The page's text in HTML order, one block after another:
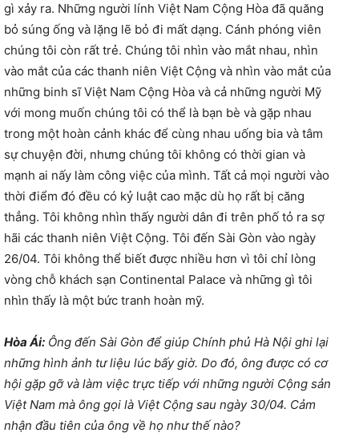
gì xảy ra. Những người lính Việt Nam Cộng Hòa đã quăng
bỏ súng ống và lặng lẽ bỏ đi mất dạng. Cánh phóng viên
chúng tôi còn rất trẻ. Chúng tôi nhìn vào mắt nhau, nhìn
vào mắt của các thanh niên Việt Cộng và nhìn vào mắt của
những binh sĩ Việt Nam Cộng Hòa và cả những người Mỹ
với mong muốn chúng tôi có thể là bạn bè và gặp nhau
trong một hoàn cảnh khác để cùng nhau uống bia và tâm
sự chuyện đời, nhưng chúng tôi không có thời gian và
mạnh ai nấy làm công việc của mình. Tất cả mọi người vào
thời điểm đó đều có kỷ luật cao mặc dù họ rất bị căng
thẳng. Tôi không nhìn thấy người dân đi trên phố tỏ ra sợ
hãi các thanh niên Việt Cộng. Tôi đến Sài Gòn vào ngày
26/04. Tôi không thể biết được nhiều hơn vì tôi chỉ lòng
vòng chỗ khách sạn Continental Palace và những gì tôi
nhìn thấy là một bức tranh hoàn mỹ.
Hòa Ái: Ông đến Sài Gòn để giúp Chính phủ Hà Nội ghi lại
những hình ảnh tư liệu lúc bấy giờ. Do đó, ông được có cơ
hội gặp gỡ và làm việc trực tiếp với những người Cộng sản
Việt Nam mà ông gọi là Việt Cộng sau ngày 30/04. Cảm
nhận đầu tiên của ông về họ như thế nào?